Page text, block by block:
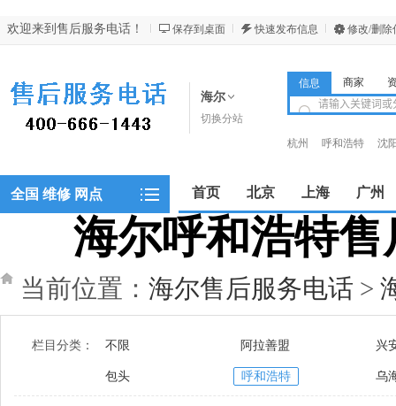
欢迎来到售后服务电话！ 保存到桌面 快速发布信息 修改/删除
海尔
切换分站
信息 商家
杭州 呼和浩特
沈
全国 维修 网点 首页 北京 上海 广州
郑州
海尔呼和浩特售
当前位置： 海尔售后服务电话 >
栏目分类： 不限 阿拉善盟 兴
包头 呼和浩特 乌